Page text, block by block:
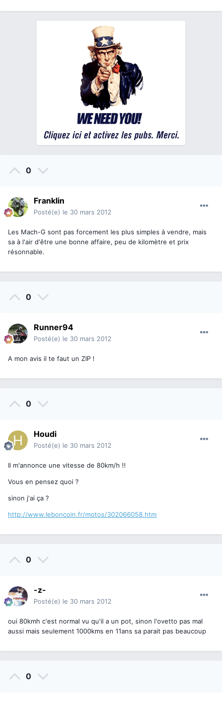
0
Franklin
Posté(e) le 30 mars 2012
Les Mach-G sont pas forcement les plus simples à vendre, mais
sa à l'air d'être une bonne affaire, peu de kilomètre et prix
résonnable.
0
Runner94
Posté(e) le 30 mars 2012
A mon avis il te faut un ZIP !
0
Houdi
Posté(e) le 30 mars 2012
Il m'annonce une vitesse de 80km/h !!
Vous en pensez quoi ?
sinon j'ai ça ?
http://www.leboncoin.fr/motos/302066058.htm
0
-z-
Posté(e) le 30 mars 2012
oui 80kmh c'est normal vu qu'il a un pot, sinon l'ovetto pas mal
aussi mais seulement 1000kms en 11ans sa parait pas beaucoup
0